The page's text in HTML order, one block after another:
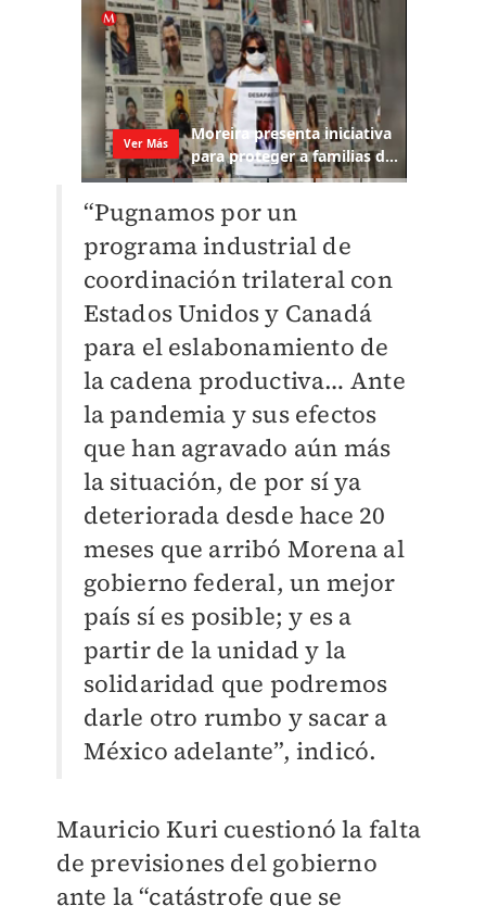
“Pugnamos por un
programa industrial de
coordinación trilateral con
Estados Unidos y Canadá
para el eslabonamiento de
la cadena productiva… Ante
la pandemia y sus efectos
que han agravado aún más
la situación, de por sí ya
deteriorada desde hace 20
meses que arribó Morena al
gobierno federal, un mejor
país sí es posible; y es a
partir de la unidad y la
solidaridad que podremos
darle otro rumbo y sacar a
México adelante”, indicó.
Mauricio Kuri cuestionó la falta
de previsiones del gobierno
ante la “catástrofe que se